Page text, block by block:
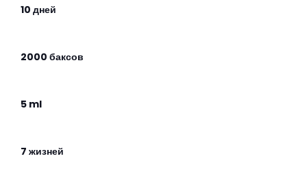
10 дней
2000 баксов
5 ml
7 жизней